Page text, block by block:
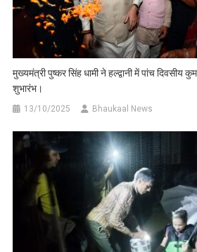
मुख्यमंत्री पुष्कर सिंह धामी ने हल्द्वानी में पांच दिवसीय
शुभारंभ।
13/10/2025 Bhaukaal News